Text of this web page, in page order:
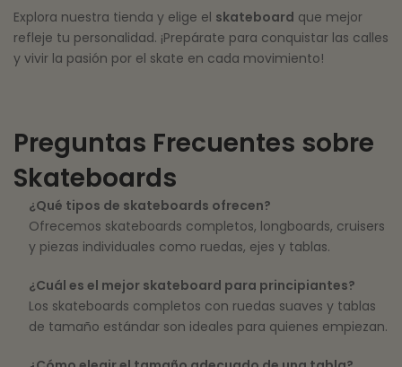
Explora nuestra tienda y elige el skateboard que mejor
refleje tu personalidad. ¡Prepárate para conquistar las calles
y vivir la pasión por el skate en cada movimiento!
Preguntas Frecuentes sobre
Skateboards
¿Qué tipos de skateboards ofrecen?
Ofrecemos skateboards completos, longboards, cruisers
y piezas individuales como ruedas, ejes y tablas.
¿Cuál es el mejor skateboard para principiantes?
Los skateboards completos con ruedas suaves y tablas
de tamaño estándar son ideales para quienes empiezan.